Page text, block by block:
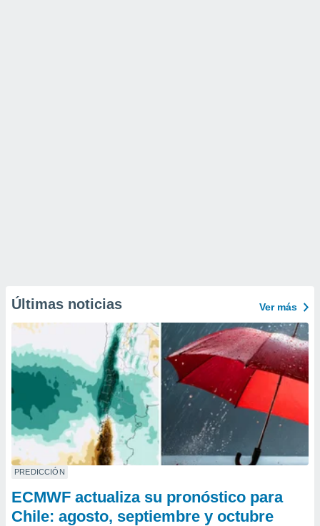
Últimas noticias Ver más
PREDICCIÓN
ECMWF actualiza su pronóstico para
Chile: agosto, septiembre y octubre